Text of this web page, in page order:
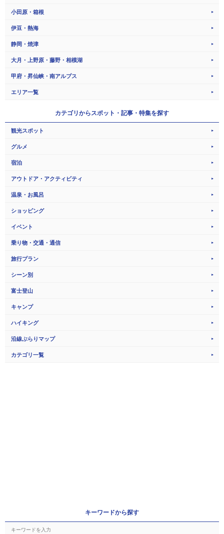
小田原・箱根
伊豆・熱海
静岡・焼津
大月・上野原・藤野・相模湖
甲府・昇仙峡・南アルプス
エリア一覧
カテゴリから スポット・記事・特集を探す
観光スポット
グルメ
宿泊
アウトドア・アクティビティ
温泉・お風呂
ショッピング
イベント
乗り物・交通・通信
旅行プラン
シーン別
富士登山
キャンプ
ハイキング
沿線ぶらりマップ
カテゴリ一覧
キーワードから探す